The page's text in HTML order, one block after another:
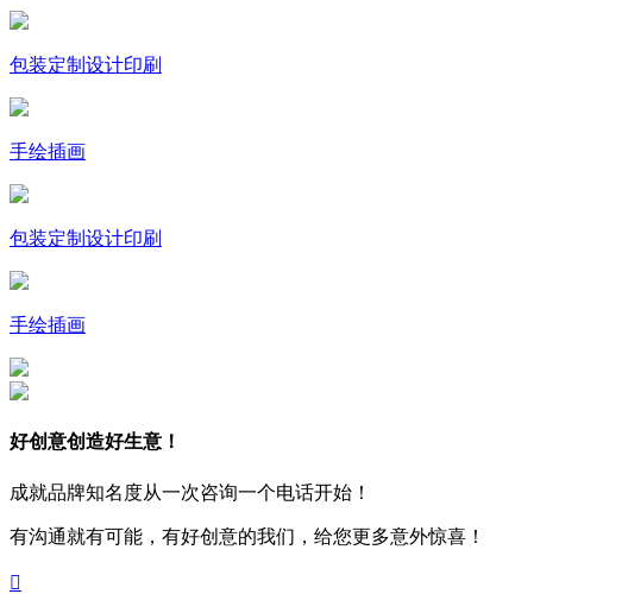
包装定制设计印刷
手绘插画
包装定制设计印刷
手绘插画
好创意创造好生意！
成就品牌知名度从一次咨询一个电话开始！
有沟通就有可能，有好创意的我们，给您更多意外惊喜！
